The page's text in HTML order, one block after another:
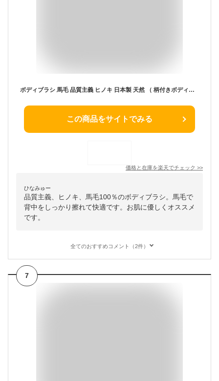
ボディブラシ 馬毛 品質主義 ヒノキ 日本製 天然 （ 柄付きボディブラシ 背中ブラシ ボディーブラシ 馬毛100％ 檜 桧 ボディタオル ボディータオル ボディケア スキンケア お手入れ 肌にやさしい 浴用タオル ボディスポンジ ）
この商品をサイトでみる
価格と在庫を楽天でチェック >>
ひなみゅー
品質主義、ヒノキ、馬毛100％のボディブラシ。馬毛で
背中をしっかり擦れて快適です。お肌に優しくオススメ
です。
全てのおすすめコメント（2件）
7